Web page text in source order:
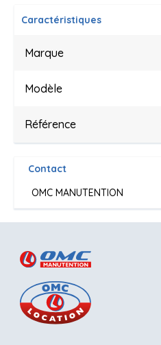
Caractéristiques
Marque
Modèle
Référence
Contact
OMC MANUTENTION